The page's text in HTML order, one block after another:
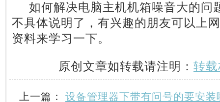
如何解决电脑主机机箱噪音大的问
不具体说明了，有兴趣的朋友可以上
资料来学习一下。
原创文章如转载请注明： 转
上一篇： 设备管理器下带有问号的要安装